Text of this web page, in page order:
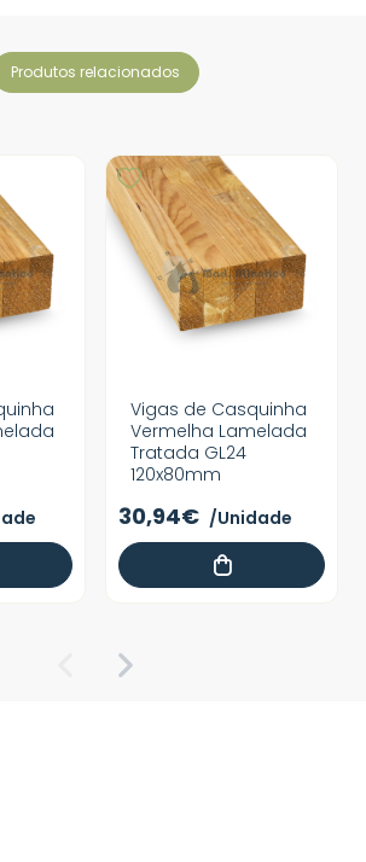
produtos relacionados
Vigas de Casquinha
Vermelha Lamelada
Tratada GL24
120x80mm
30,94€ /Unidade